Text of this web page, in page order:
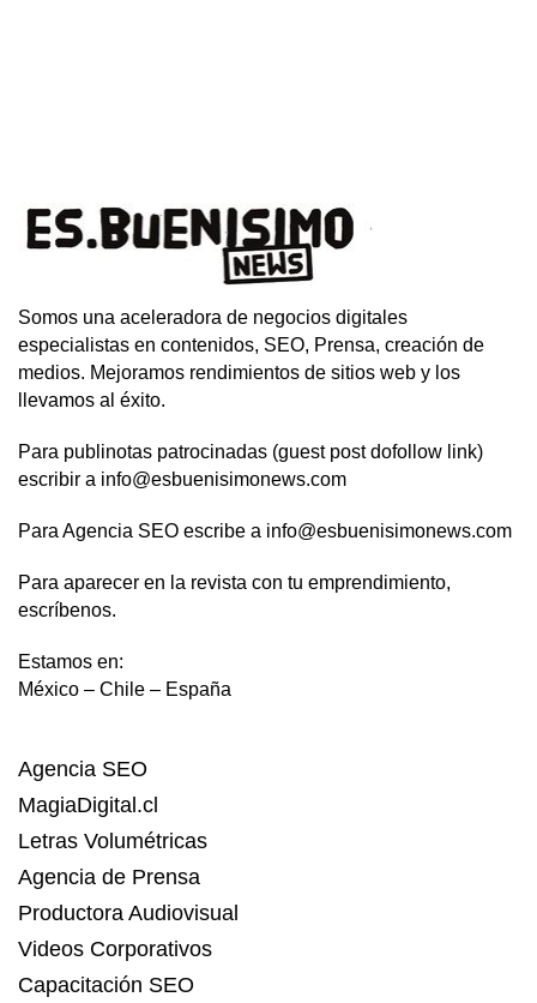
Somos una aceleradora de negocios digitales
especialistas en contenidos, SEO, Prensa, creación de
medios. Mejoramos rendimientos de sitios web y los
llevamos al éxito.
Para publinotas patrocinadas (guest post dofollow link)
escribir a info@esbuenisimonews.com
Para Agencia SEO escribe a info@esbuenisimonews.com
Para aparecer en la revista con tu emprendimiento,
escríbenos.
Estamos en:
México – Chile – España
Agencia SEO
MagiaDigital.cl
Letras Volumétricas
Agencia de Prensa
Productora Audiovisual
Videos Corporativos
Capacitación SEO